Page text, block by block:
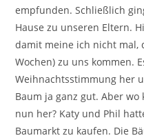
empfunden. Schließlich
Hause zu unseren Eltern.
damit meine ich nicht mal,
Wochen) zu uns kommen.
Weihnachtsstimmung her
Baum ja ganz gut. Aber
nun her? Katy und Phil
Baumarkt zu kaufen. Die